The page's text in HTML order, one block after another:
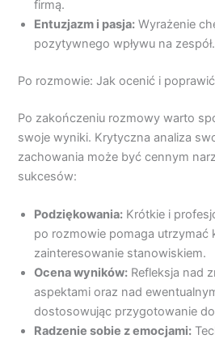
firmą.
Entuzjazm i pasja: Wyrażenie
pozytywnego wpływu na zespół.
Po rozmowie: Jak ocenić i
Po zakończeniu rozmowy warto
swoje wyniki. Krytyczna analiza
zachowania może być cennym
sukcesów:
Podziękowania: Krótkie i
po rozmowie pomaga utrzymać
zainteresowanie stanowiskiem.
Ocena wyników: Refleksja nad
aspektami oraz nad
dostosowując przygotowanie
Radzenie sobie z emocjami: